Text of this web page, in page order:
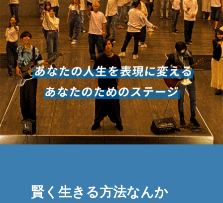
R
L
D
2025
年
10
月
4
日
by
lesworld
賢く生きる方法なんか